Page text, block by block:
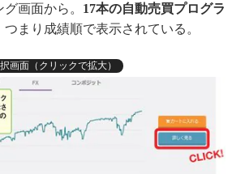
画面から。 17本の自動売買プログラ
まり成績順で表示されている。
画面（クリックで拡大）